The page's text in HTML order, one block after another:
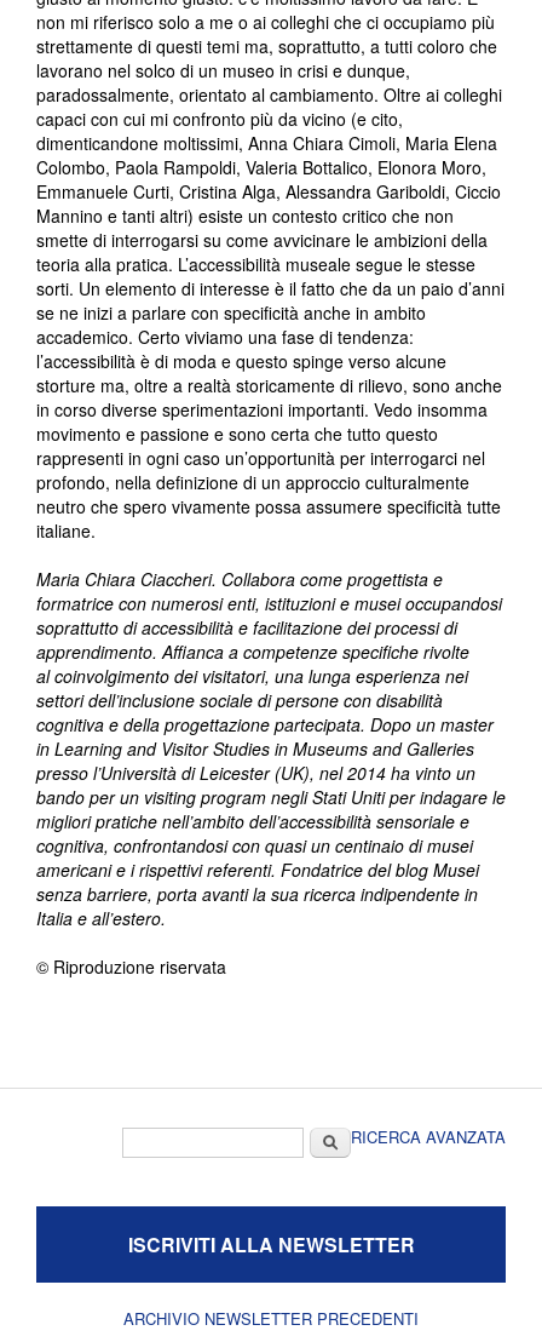
non mi riferisco solo a me o ai colleghi che ci occupiamo più
strettamente di questi temi ma, soprattutto, a tutti coloro che
lavorano nel solco di un museo in crisi e dunque,
paradossalmente, orientato al cambiamento. Oltre ai colleghi
capaci con cui mi confronto più da vicino (e cito,
dimenticandone moltissimi, Anna Chiara Cimoli, Maria Elena
Colombo, Paola Rampoldi, Valeria Bottalico, Elonora Moro,
Emmanuele Curti, Cristina Alga, Alessandra Gariboldi, Ciccio
Mannino e tanti altri) esiste un contesto critico che non
smette di interrogarsi su come avvicinare le ambizioni della
teoria alla pratica. L’accessibilità museale segue le stesse
sorti. Un elemento di interesse è il fatto che da un paio d’anni
se ne inizi a parlare con specificità anche in ambito
accademico. Certo viviamo una fase di tendenza:
l’accessibilità è di moda e questo spinge verso alcune
storture ma, oltre a realtà storicamente di rilievo, sono anche
in corso diverse sperimentazioni importanti. Vedo insomma
movimento e passione e sono certa che tutto questo
rappresenti in ogni caso un’opportunità per interrogarci nel
profondo, nella definizione di un approccio culturalmente
neutro che spero vivamente possa assumere specificità tutte
italiane.
Maria Chiara Ciaccheri. Collabora come progettista e
formatrice con numerosi enti, istituzioni e musei occupandosi
soprattutto di accessibilità e facilitazione dei processi di
apprendimento. Affianca a competenze specifiche rivolte
al coinvolgimento dei visitatori, una lunga esperienza nei
settori dell’inclusione sociale di persone con disabilità
cognitiva e della progettazione partecipata. Dopo un master
in Learning and Visitor Studies in Museums and Galleries
presso l’Università di Leicester (UK), nel 2014 ha vinto un
bando per un visiting program negli Stati Uniti per indagare le
migliori pratiche nell’ambito dell’accessibilità sensoriale e
cognitiva, confrontandosi con quasi un centinaio di musei
americani e i rispettivi referenti. Fondatrice del blog Musei
senza barriere, porta avanti la sua ricerca indipendente in
Italia e all’estero.
© Riproduzione riservata
CercaRICERCA AVANZATA
ISCRIVITI ALLA NEWSLETTER
ARCHIVIO NEWSLETTER PRECEDENTI